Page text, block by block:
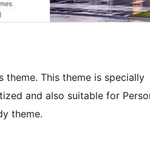
theme. This theme is specially
and also suitable for
theme.